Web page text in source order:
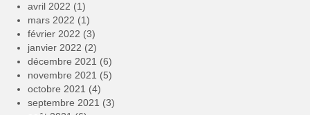
avril 2022 (1)
mars 2022 (1)
février 2022 (3)
janvier 2022 (2)
décembre 2021 (6)
novembre 2021 (5)
octobre 2021 (4)
septembre 2021 (3)